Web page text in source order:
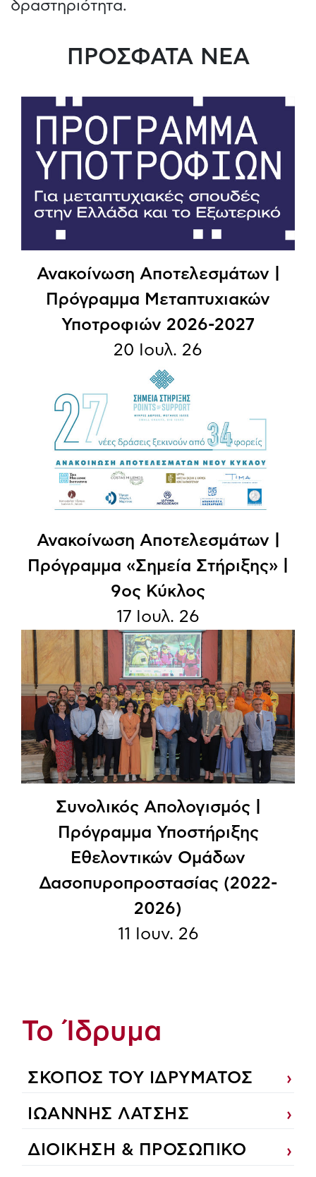
δραστηριότητα.
ΠΡΟΣΦΑΤΑ ΝΕΑ
Ανακοίνωση Αποτελεσμάτων |
Πρόγραμμα Μεταπτυχιακών
Υποτροφιών 2026-2027
20 Ιουλ. 26
Ανακοίνωση Aποτελεσμάτων |
Πρόγραμμα «Σημεία Στήριξης» |
9ος Κύκλος
17 Ιουλ. 26
Συνολικός Απολογισμός |
Πρόγραμμα Υποστήριξης
Εθελοντικών Ομάδων
Δασοπυροπροστασίας (2022-
2026)
11 Ιουν. 26
Το Ίδρυμα
ΣΚΟΠΟΣ ΤΟΥ ΙΔΡΥΜΑΤΟΣ
ΙΩΑΝΝΗΣ ΛΑΤΣΗΣ
ΔΙΟΙΚΗΣΗ & ΠΡΟΣΩΠΙΚΟ